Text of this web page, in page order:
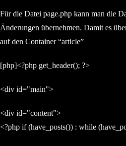
Für die Datei page.php kann man die
Änderungen übernehmen. Damit es
auf den Container “article”
[php]<?php get_header(); ?>
<div id="main">
<div id="content">
<?php if (have_posts()) : while